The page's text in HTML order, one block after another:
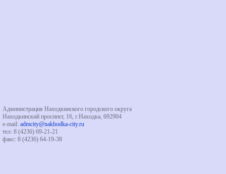
Администрация Находкинского городского округа
Находкинский проспект, 16, г.Находка, 692904
e-mail: admcity@nakhodka-city.ru
тел: 8 (4236) 69-21-21
факс: 8 (4236) 64-19-38